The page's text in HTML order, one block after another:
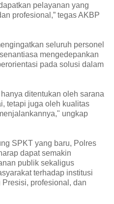
pelayanan yang
profesional,” tegas AKBP
seluruh personel
mengedepankan
pada solusi dalam
ditentukan oleh sarana
tetapi juga oleh kualitas
ungkap
SPKT yang baru, Polres
dapat semakin
publik sekaligus
terhadap institusi
profesional, dan